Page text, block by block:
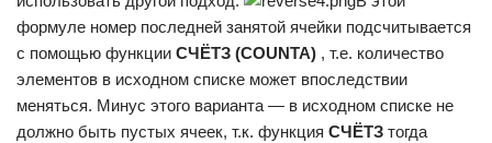
формуле номер последней занятой ячейки подсчитывается
с помощью функции СЧЁТЗ (COUNTA) , т.е. количество
элементов в исходном списке может впоследствии
меняться. Минус этого варианта — в исходном списке не
должно быть пустых ячеек, т.к. функция СЧЁТЗ тогда